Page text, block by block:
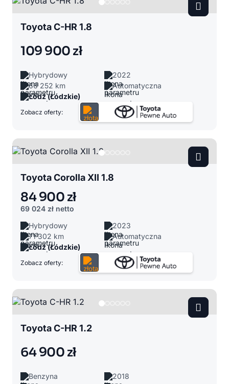
Toyota C-HR 1.8
109 900 zł
Hybrydowy
2022
66 252 km
Automatyczna
Łódź (Łódzkie)
Zobacz oferty:
Toyota Corolla XII 1.8
84 900 zł
69 024 zł netto
Hybrydowy
2023
71 302 km
Automatyczna
Łódź (Łódzkie)
Zobacz oferty:
Toyota C-HR 1.2
64 900 zł
Benzyna
2018